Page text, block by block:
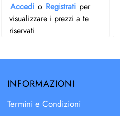
Accedi o Registrati per
visualizzare i prezzi a te
riservati
INFORMAZIONI
Termini e Condizioni